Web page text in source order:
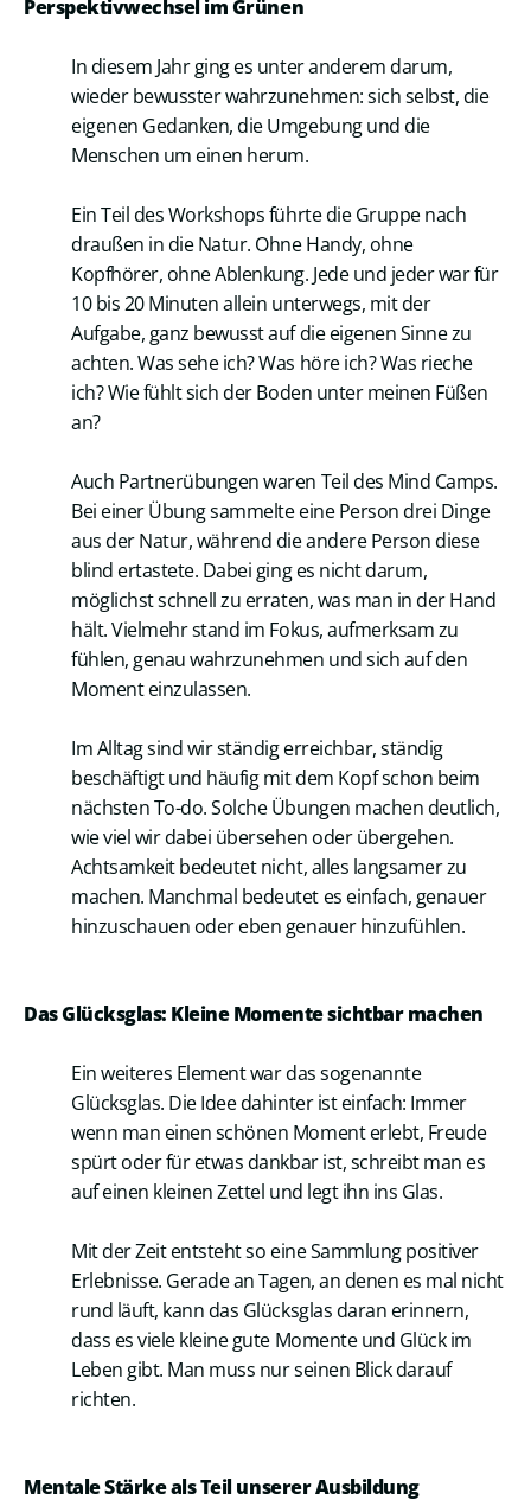
Perspektivwechsel im Grünen
In diesem Jahr ging es unter anderem darum,
wieder bewusster wahrzunehmen: sich selbst, die
eigenen Gedanken, die Umgebung und die
Menschen um einen herum.
Ein Teil des Workshops führte die Gruppe nach
draußen in die Natur. Ohne Handy, ohne
Kopfhörer, ohne Ablenkung. Jede und jeder war für
10 bis 20 Minuten allein unterwegs, mit der
Aufgabe, ganz bewusst auf die eigenen Sinne zu
achten. Was sehe ich? Was höre ich? Was rieche
ich? Wie fühlt sich der Boden unter meinen Füßen
an?
Auch Partnerübungen waren Teil des Mind Camps.
Bei einer Übung sammelte eine Person drei Dinge
aus der Natur, während die andere Person diese
blind ertastete. Dabei ging es nicht darum,
möglichst schnell zu erraten, was man in der Hand
hält. Vielmehr stand im Fokus, aufmerksam zu
fühlen, genau wahrzunehmen und sich auf den
Moment einzulassen.
Im Alltag sind wir ständig erreichbar, ständig
beschäftigt und häufig mit dem Kopf schon beim
nächsten To-do. Solche Übungen machen deutlich,
wie viel wir dabei übersehen oder übergehen.
Achtsamkeit bedeutet nicht, alles langsamer zu
machen. Manchmal bedeutet es einfach, genauer
hinzuschauen oder eben genauer hinzufühlen.
Das Glücksglas: Kleine Momente sichtbar machen
Ein weiteres Element war das sogenannte
Glücksglas. Die Idee dahinter ist einfach: Immer
wenn man einen schönen Moment erlebt, Freude
spürt oder für etwas dankbar ist, schreibt man es
auf einen kleinen Zettel und legt ihn ins Glas.
Mit der Zeit entsteht so eine Sammlung positiver
Erlebnisse. Gerade an Tagen, an denen es mal nicht
rund läuft, kann das Glücksglas daran erinnern,
dass es viele kleine gute Momente und Glück im
Leben gibt. Man muss nur seinen Blick darauf
richten.
Mentale Stärke als Teil unserer Ausbildung